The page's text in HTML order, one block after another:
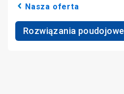
Nasza oferta
Rozwiązania poudojowe